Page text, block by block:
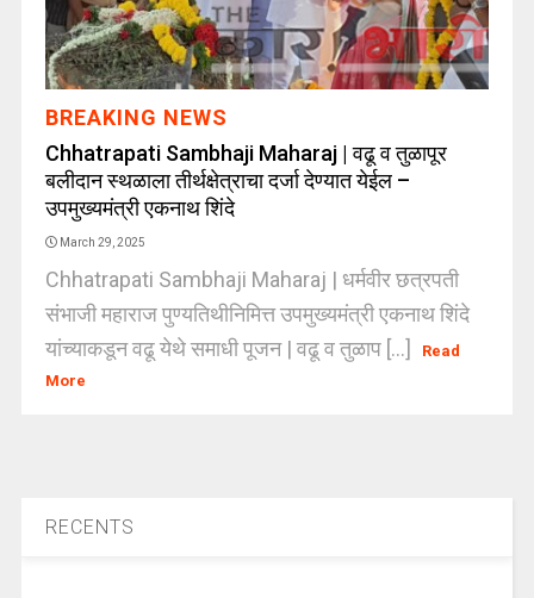
BREAKING NEWS
Chhatrapati Sambhaji Maharaj | वढू व तुळापूर
बलीदान स्थळाला तीर्थक्षेत्राचा दर्जा देण्यात येईल –
उपमुख्यमंत्री एकनाथ शिंदे
March 29, 2025
Chhatrapati Sambhaji Maharaj | धर्मवीर छत्रपती
संभाजी महाराज पुण्यतिथीनिमित्त उपमुख्यमंत्री एकनाथ शिंदे
यांच्याकडून वढू येथे समाधी पूजन | वढू व तुळाप [...]
Read
More
RECENTS